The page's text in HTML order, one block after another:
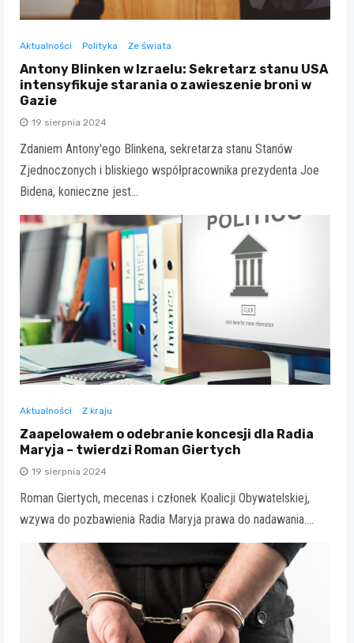
Aktualności Polityka Ze świata
Antony Blinken w Izraelu: Sekretarz stanu USA
intensyfikuje starania o zawieszenie broni w
Gazie
19 sierpnia 2024
Zdaniem Antony'ego Blinkena, sekretarza stanu Stanów
Zjednoczonych i bliskiego współpracownika prezydenta Joe
Bidena, konieczne jest…
Aktualności Z kraju
Zaapelowałem o odebranie koncesji dla Radia
Maryja – twierdzi Roman Giertych
19 sierpnia 2024
Roman Giertych, mecenas i członek Koalicji Obywatelskiej,
wzywa do pozbawienia Radia Maryja prawa do nadawania.…